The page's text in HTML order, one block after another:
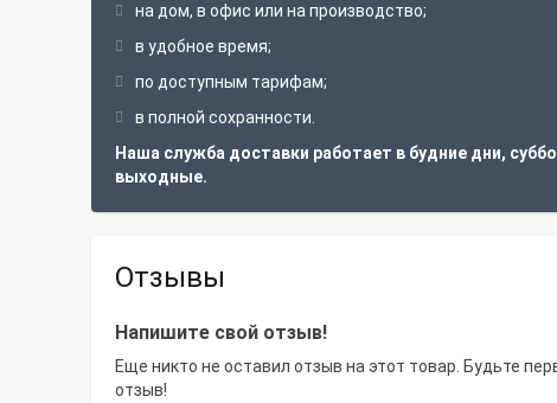
на дом, в офис или на производство;
в удобное время;
по доступным тарифам;
в полной сохранности.
Наша служба доставки работает в будние дни,
выходные.
Отзывы
Напишите свой отзыв!
Еще никто не оставил отзыв на этот товар. Будьте
отзыв!